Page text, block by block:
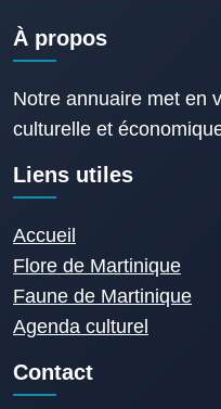
À propos
Notre annuaire met en
culturelle et
Liens utiles
Accueil
Flore de Martinique
Faune de Martinique
Agenda culturel
Contact